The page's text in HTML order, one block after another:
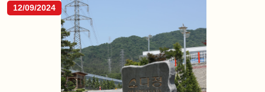
12/09/2024